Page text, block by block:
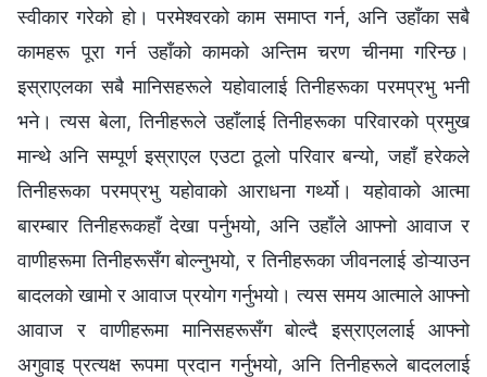
स्वीकार गरेको हो। परमेश्‍वरको काम समाप्त गर्न, अनि उहाँका सबै
कामहरू पूरा गर्न उहाँको कामको अन्तिम चरण चीनमा गरिन्छ।
इस्राएलका सबै मानिसहरूले यहोवालाई तिनीहरूका परमप्रभु भनी
भने। त्यस बेला, तिनीहरूले उहाँलाई तिनीहरूका परिवारको प्रमुख
मान्थे अनि सम्पूर्ण इस्राएल एउटा ठूलो परिवार बन्यो, जहाँ हरेकले
तिनीहरूका परमप्रभु यहोवाको आराधना गर्थ्यो। यहोवाको आत्मा
बारम्बार तिनीहरूकहाँ देखा पर्नुभयो, अनि उहाँले आफ्नो आवाज र
वाणीहरूमा तिनीहरूसँग बोल्नुभयो, र तिनीहरूका जीवनलाई डोऱ्याउन
बादलको खामो र आवाज प्रयोग गर्नुभयो। त्यस समय आत्माले आफ्‍नो
आवाज र वाणीहरूमा मानिसहरूसँग बोल्दै इस्राएललाई आफ्‍नो
अगुवाइ प्रत्यक्ष रूपमा प्रदान गर्नुभयो, अनि तिनीहरूले बादललाई